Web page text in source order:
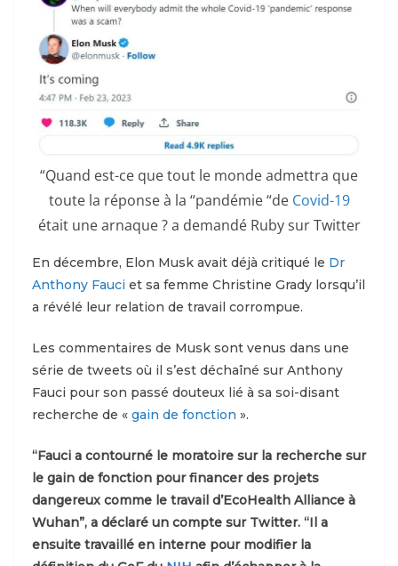
“Quand est-ce que tout le monde admettra que
toute la réponse à la “pandémie “de Covid-19
était une arnaque ? a demandé Ruby sur Twitter
En décembre, Elon Musk avait déjà critiqué le Dr
Anthony Fauci et sa femme Christine Grady lorsqu’il
a révélé leur relation de travail corrompue.
Les commentaires de Musk sont venus dans une
série de tweets où il s’est déchaîné sur Anthony
Fauci pour son passé douteux lié à sa soi-disant
recherche de « gain de fonction ».
“Fauci a contourné le moratoire sur la recherche sur
le gain de fonction pour financer des projets
dangereux comme le travail d’EcoHealth Alliance à
Wuhan”, a déclaré un compte sur Twitter. “Il a
ensuite travaillé en interne pour modifier la